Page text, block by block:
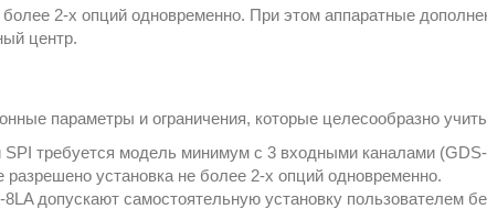
2-х опций одновременно. При этом аппаратные
центр.
параметры и ограничения, которые целесообразно
требуется модель минимум с 3 входными каналами
установка не более 2-х опций одновременно.
допускают самостоятельную установку пользователем